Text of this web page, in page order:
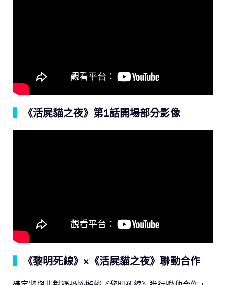
《活屍貓之夜》第1話開場部分影像
《黎明死線》×《活屍貓之夜》聯動合作